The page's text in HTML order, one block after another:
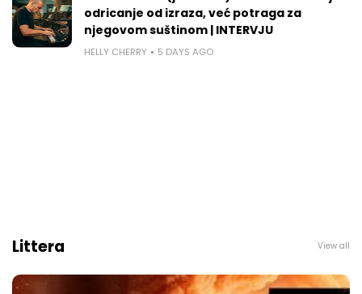
odricanje od izraza, već potraga za
njegovom suštinom | INTERVJU
HELLY CHERRY 5 DAYS AGO
Littera View all